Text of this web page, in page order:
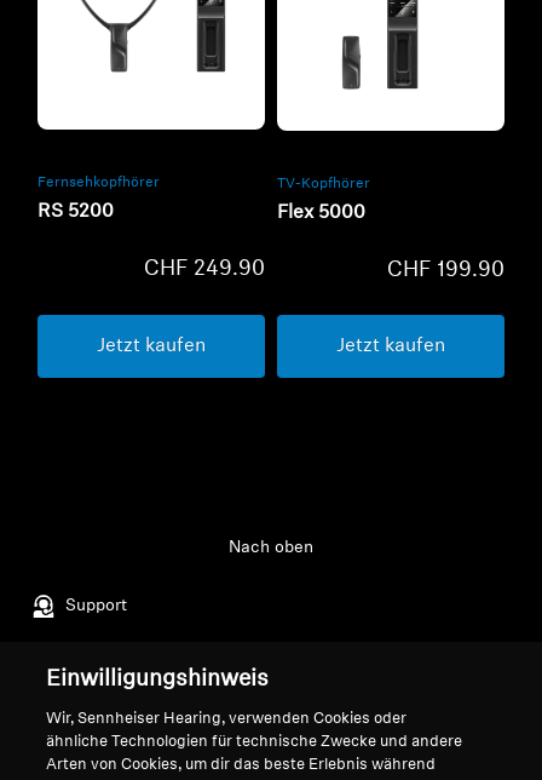
Fernsehkopfhörer
RS 5200
CHF 249.90
Jetzt kaufen
TV-Kopfhörer
Flex 5000
CHF 199.90
Jetzt kaufen
Support
Nach oben
Impressum
Globale Datenschutzrichtlinie
Allgemeine
Karriere bei Sonova
Einwilligungshinweis
Wir, Sennheiser Hearing, verwenden Cookies oder
ähnliche Technologien für technische Zwecke und andere
Arten von Cookies, um dir das beste Erlebnis während